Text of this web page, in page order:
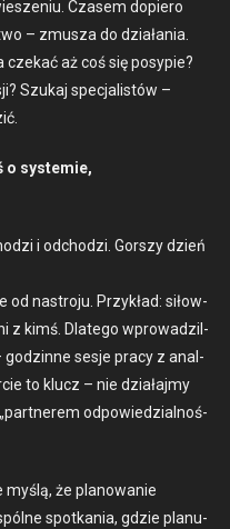
Cza­sem dopiero
– zmusza do dzi­ała­nia.
aż coś się posyp­ie?
Szukaj spec­jal­istów –
o sys­temie,
i odchodzi. Gorszy dzień
od nas­tro­ju. Przykład: siłow­
z kimś. Dlat­ego wprowadzil­
ses­je pra­cy z anal­
to klucz – nie dzi­ała­jmy
odpowiedzial­noś­
myślą, że planowanie
spotka­nia, gdzie planu­